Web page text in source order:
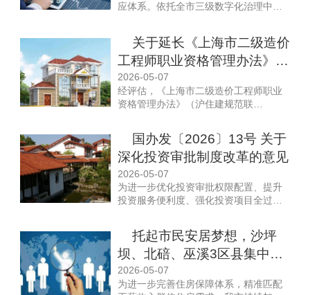
应体系。依托全市三级数字化治理中心
关于延长《上海市二级造价
工程师职业资格管理办法》有
效期的通知
2026-05-07
经评估，《上海市二级造价工程师职业
资格管理办法》（沪住建规范联
长至2030年2月28日。
国办发〔2026〕13号 关于
深化投资审批制度改革的意见
2026-05-07
为进一步优化投资审批权限配置、提升
投资服务便利度、强化投资项目全过程
下意见。
托起市民安居梦想，沙坪
坝、北碚、巫溪3区县集中推
出一批配售型保障房
2026-05-07
为进一步完善住房保障体系，精准匹配